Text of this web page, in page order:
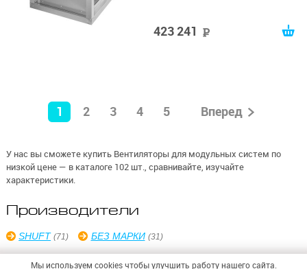
423 241
1 2 3 4 5 Вперед
У нас вы сможете купить Вентиляторы для модульных систем по
низкой цене — в каталоге 102 шт., сравнивайте, изучайте
характеристики.
Производители
SHUFT (71) БЕЗ МАРКИ (31)
Мы используем cookies чтобы улучшить работу нашего сайта.